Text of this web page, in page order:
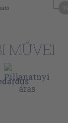
MŰVEI